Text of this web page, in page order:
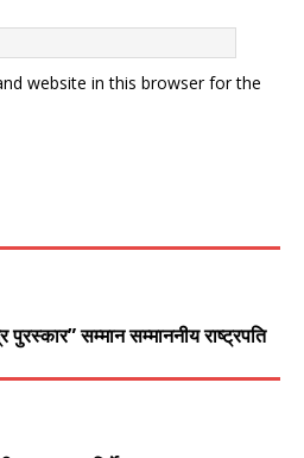
website in this browser for the
सम्मान सम्माननीय राष्ट्रपति